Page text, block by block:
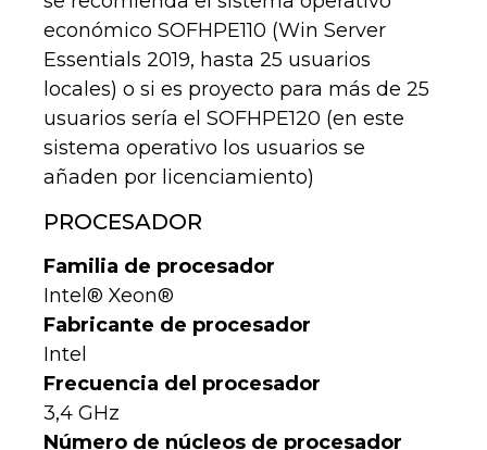
económico SOFHPE110 (Win Server
Essentials 2019, hasta 25 usuarios
locales) o si es proyecto para más de 25
usuarios sería el SOFHPE120 (en este
sistema operativo los usuarios se
añaden por licenciamiento)
PROCESADOR
Familia de procesador
Intel® Xeon®
Fabricante de procesador
Intel
Frecuencia del procesador
3,4 GHz
Número de núcleos de procesador